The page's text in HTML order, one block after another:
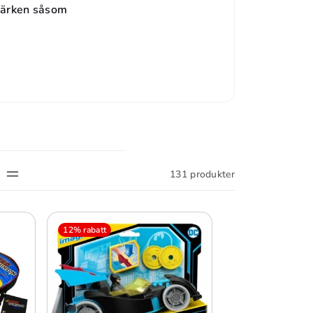
såsom
131 produkter
12% rabatt